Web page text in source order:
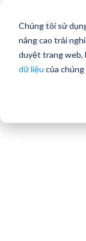
Chúng tôi sử
nâng cao trải
duyệt trang web,
dữ liệu của